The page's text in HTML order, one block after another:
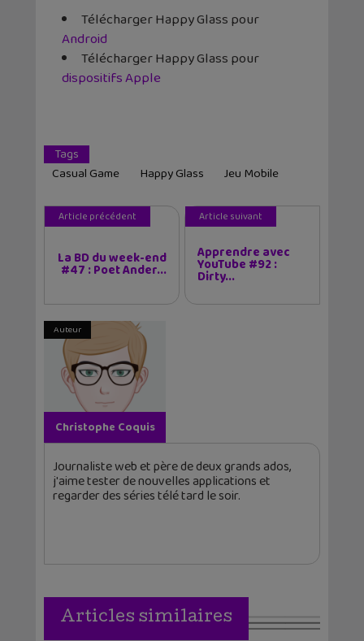
Télécharger Happy Glass pour
Android
Télécharger Happy Glass pour
dispositifs Apple
Tags
Casual Game
Happy Glass Jeu Mobile
Article précédent
La BD du week-end
#47 : Poet Ander...
Article suivant
Apprendre avec
YouTube #92 :
Dirty...
Auteur
Christophe Coquis
Journaliste web et père de deux grands ados,
j'aime tester de nouvelles applications et
regarder des séries télé tard le soir.
Articles similaires